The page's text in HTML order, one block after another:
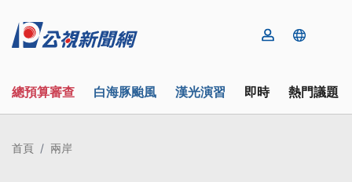
總預算審查 白海豚颱風 漢光演習 即時 熱門議題
首頁 兩岸